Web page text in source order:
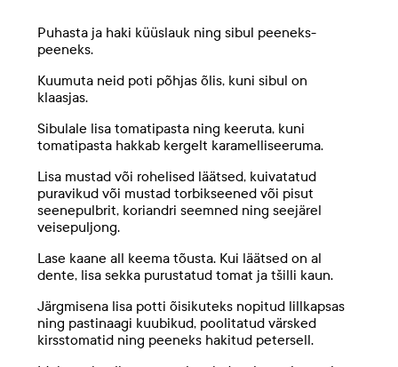
Puhasta ja haki küüslauk ning sibul peeneks-
peeneks.
Kuumuta neid poti põhjas õlis, kuni sibul on
klaasjas.
Sibulale lisa tomatipasta ning keeruta, kuni
tomatipasta hakkab kergelt karamelliseeruma.
Lisa mustad või rohelised läätsed, kuivatatud
puravikud või mustad torbikseened või pisut
seenepulbrit, koriandri seemned ning seejärel
veisepuljong.
Lase kaane all keema tõusta. Kui läätsed on al
dente, lisa sekka purustatud tomat ja tšilli kaun.
Järgmisena lisa potti õisikuteks nopitud lillkapsas
ning pastinaagi kuubikud, poolitatud värsked
kirsstomatid ning peeneks hakitud petersell.